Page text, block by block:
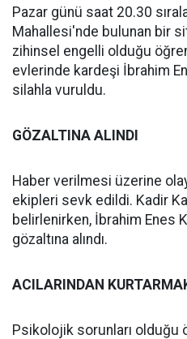
Pazar günü saat 20.30
Mahallesi'nde bulunan bir
zihinsel engelli olduğu
evlerinde kardeşi İbrahim
silahla vuruldu.
GÖZALTINA ALINDI
Haber verilmesi üzerine
ekipleri sevk edildi. Kadir
belirlenirken, İbrahim Enes
gözaltına alındı.
ACILARINDAN
Psikolojik sorunları olduğu